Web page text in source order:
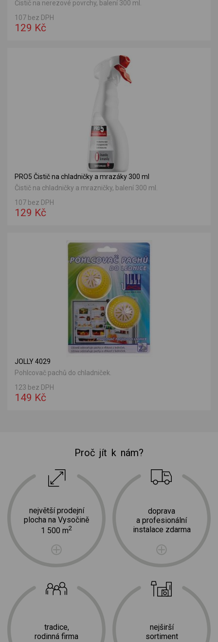
Čistič na nerezové povrchy, balení 300 ml.
107 bez DPH
129 Kč
PRO5 Čistič na chladničky a mrazáky 300 ml
Čistič na chladničky a mrazničky, balení 300 ml.
107 bez DPH
129 Kč
JOLLY 4029
Pohlcovač pachů do chladniček.
123 bez DPH
149 Kč
Proč jít k nám?
největší prodejní
plocha na Vysočině
1 500 m2
tradice,
rodinná firma
doprava
a profesionální
instalace zdarma
nejširší
sortiment